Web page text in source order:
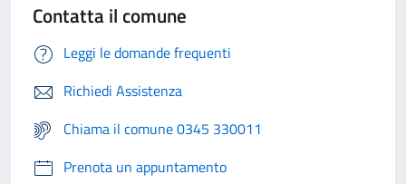
Contatta il comune
Leggi le domande frequenti
Richiedi Assistenza
Chiama il comune 0345 330011
Prenota un appuntamento